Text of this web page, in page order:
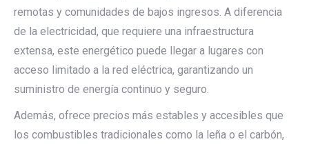
remotas y comunidades de bajos ingresos. A diferencia
de la electricidad, que requiere una infraestructura
extensa, este energético puede llegar a lugares con
acceso limitado a la red eléctrica, garantizando un
suministro de energía continuo y seguro.
Además, ofrece precios más estables y accesibles que
los combustibles tradicionales como la leña o el carbón,